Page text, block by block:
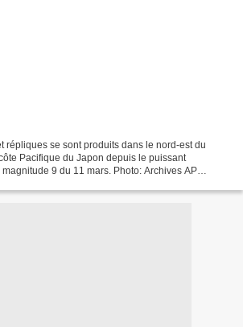
répliques se sont produits dans le nord-est du
Pacifique du Japon depuis le puissant
9 du 11 mars. Photo: Archives AP